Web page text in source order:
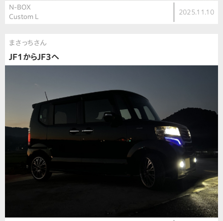
N-BOX
Custom L
2025.11.10
まさっちさん
JF1からJF3へ